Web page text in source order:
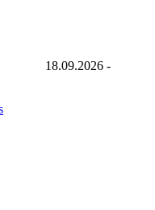
18.09.2026 -